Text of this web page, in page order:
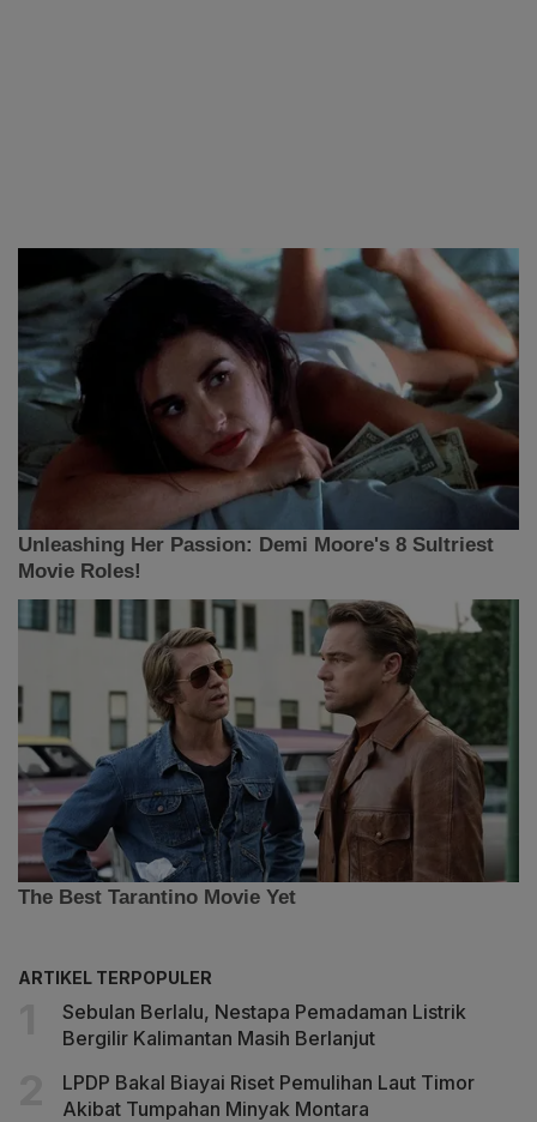
ARTIKEL TERPOPULER
Sebulan Berlalu, Nestapa Pemadaman Listrik
Bergilir Kalimantan Masih Berlanjut
LPDP Bakal Biayai Riset Pemulihan Laut Timor
Akibat Tumpahan Minyak Montara